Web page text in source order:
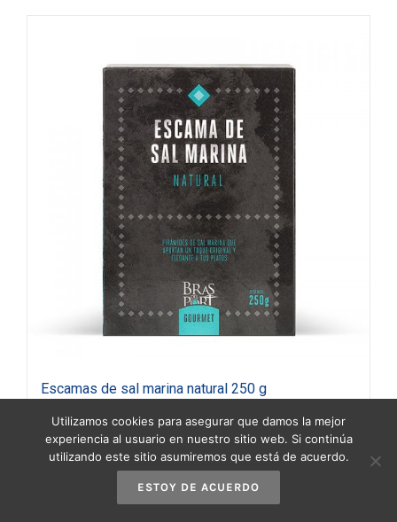
Escamas de sal marina natural 250 g
4,75€ (IVA incluido)
Utilizamos cookies para asegurar que damos la mejor
experiencia al usuario en nuestro sitio web. Si continúa
utilizando este sitio asumiremos que está de acuerdo.
ESTOY DE ACUERDO